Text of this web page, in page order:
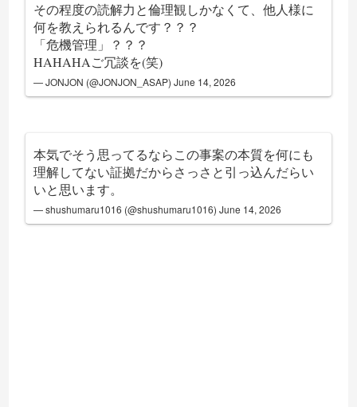
その程度の読解力と倫理観しかなくて、他人様に
何を教えられるんです？？？
「危機管理」？？？
HAHAHAご冗談を(笑)
— JONJON (@JONJON_ASAP)June 14, 2026
本気でそう思ってるならこの事案の本質を何にも
理解してない証拠だからさっさと引っ込んだらい
いと思います。
— shushumaru1016 (@shushumaru1016)June 14, 2026